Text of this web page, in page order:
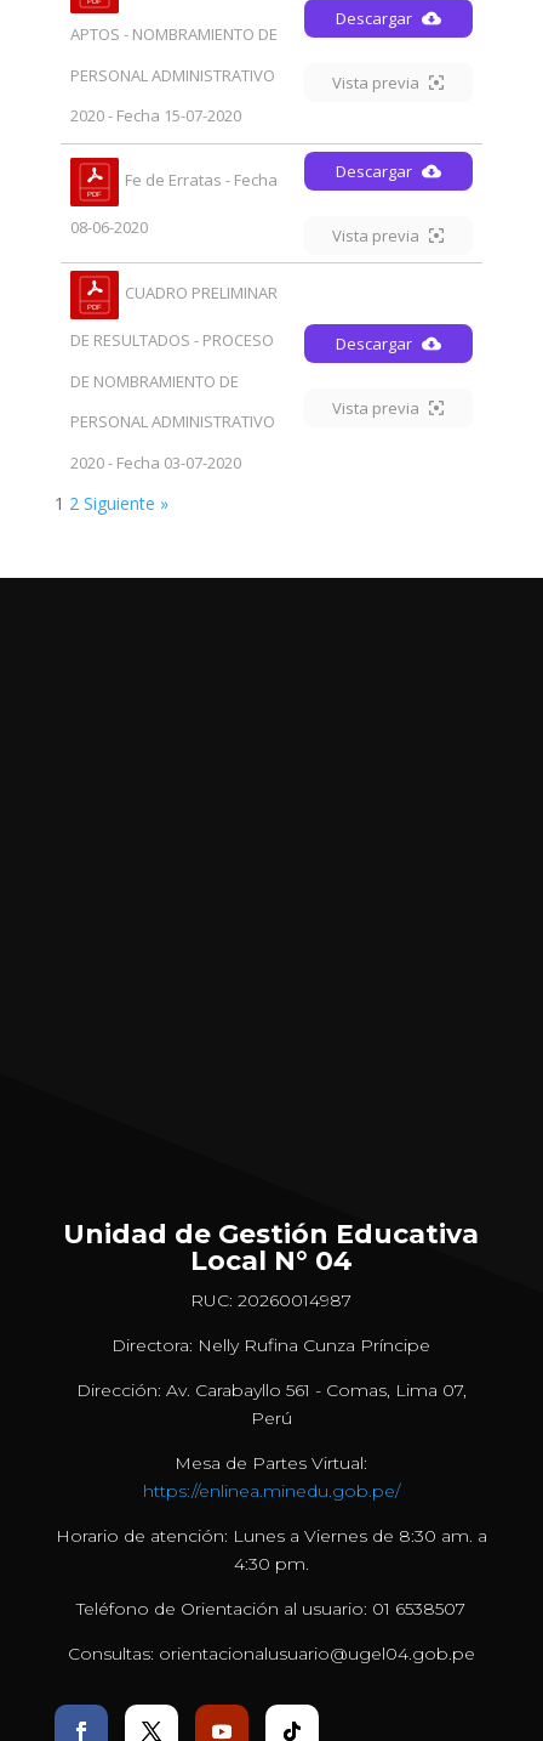
APTOS - NOMBRAMIENTO DE
PERSONAL ADMINISTRATIVO
2020 - Fecha 15-07-2020
Descargar
Vista previa
Fe de Erratas - Fecha
08-06-2020
Descargar
Vista previa
CUADRO PRELIMINAR
DE RESULTADOS - PROCESO
DE NOMBRAMIENTO DE
PERSONAL ADMINISTRATIVO
2020 - Fecha 03-07-2020
Descargar
Vista previa
1 2 Siguiente »
Unidad de Gestión Educativa
Local N° 04
RUC: 20260014987
Directora: Nelly Rufina Cunza Príncipe
Dirección: Av. Carabayllo 561 - Comas, Lima 07,
Perú
Mesa de Partes Virtual:
https://enlinea.minedu.gob.pe/
Horario de atención: Lunes a Viernes de 8:30 am. a
4:30 pm.
Teléfono de Orientación al usuario: 01 6538507
Consultas: orientacionalusuario@ugel04.gob.pe